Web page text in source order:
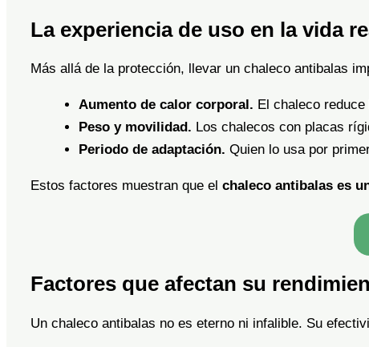
La experiencia de uso en la vida
Más allá de la protección, llevar un chaleco antibalas
Aumento de calor corporal. El chaleco
Peso y movilidad. Los chalecos con placas
Periodo de adaptación. Quien lo usa por
Estos factores muestran que el chaleco antibalas es
Factores que afectan su
Un chaleco antibalas no es eterno ni infalible. Su